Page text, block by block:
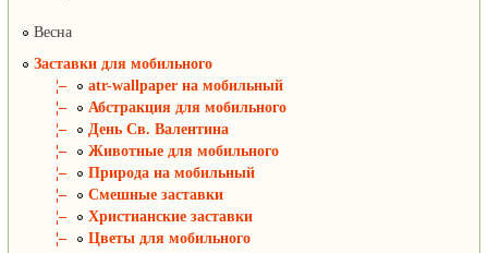
Весна
Заставки для мобильного
¦–
atr-wallpaper на мобильный
¦–
Абстракция для мобильного
¦–
День Св. Валентина
¦–
Животные для мобильного
¦–
Природа на мобильный
¦–
Смешные заставки
¦–
Христианские заставки
¦–
Цветы для мобильного